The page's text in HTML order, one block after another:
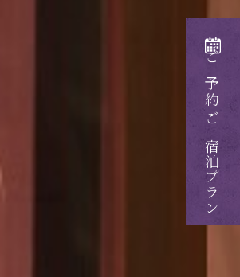
ご予約・ご宿泊プラン